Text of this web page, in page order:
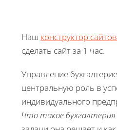
Наш конструктор
сделать сайт за 1 час.
Управление
центральную роль в
индивидуального
Что такое